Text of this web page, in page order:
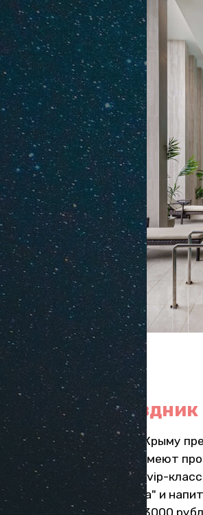
Фото: Foros Wellness & Park.
Встретить
По отзывам, Новый год в Крыму
. В элитной гостинице умеют
музыкальной программой vip-
ресторана "Гранд Терраса" и
Номер делюкс стоит от 13000